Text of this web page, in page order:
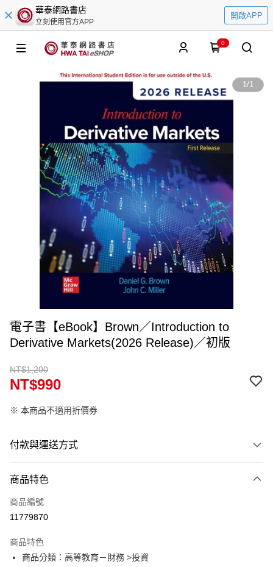
華泰網路書店
立刻使用官方APP
開啟APP
0
1/1
電子書【eBook】Brown／Introduction to
Derivative Markets(2026 Release)／初版
NT$1,200
NT$990
※ 本商品不適用折價券
付款與運送方式
信用卡一次付款
Apple Pay
ATM付款
商品特色
商品編號
11779870
商品特色
商品分類：高等教育－財務 >投資